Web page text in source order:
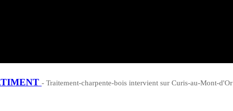
- Traitement-charpente-bois intervient sur Curis-au-Mont-d'Or